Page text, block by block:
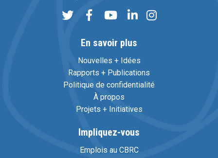
En savoir plus
Nouvelles + Idées
Rapports + Publications
Politique de confidentialité
À propos
Projets + Initiatives
Impliquez-vous
Emplois au CBRC